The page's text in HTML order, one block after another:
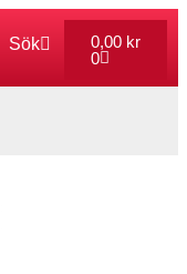
Sök 0,00 kr
0